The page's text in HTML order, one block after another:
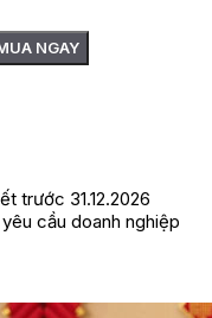
NGAY
trước 31.12.2026
cầu doanh nghiệp